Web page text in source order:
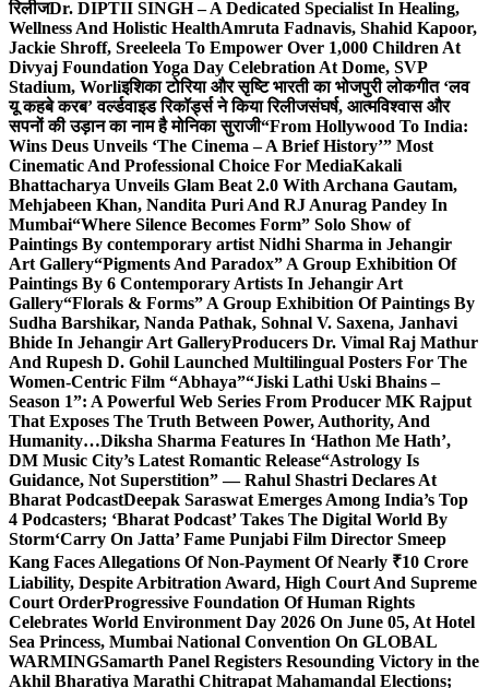
रिलीजDr. DIPTII SINGH – A Dedicated Specialist In Healing,
Wellness And Holistic HealthAmruta Fadnavis, Shahid Kapoor,
Jackie Shroff, Sreeleela To Empower Over 1,000 Children At
Divyaj Foundation Yoga Day Celebration At Dome, SVP
Stadium, Worliइशिका टोरिया और सृष्टि भारती का भोजपुरी लोकगीत ‘लव
यू कहबे करब’ वर्ल्डवाइड रिकॉर्ड्स ने किया रिलीजसंघर्ष, आत्मविश्वास और
सपनों की उड़ान का नाम है मोनिका सुराजी“From Hollywood To India:
Wins Deus Unveils ‘The Cinema – A Brief History’” Most
Cinematic And Professional Choice For MediaKakali
Bhattacharya Unveils Glam Beat 2.0 With Archana Gautam,
Mehjabeen Khan, Nandita Puri And RJ Anurag Pandey In
Mumbai“Where Silence Becomes Form” Solo Show of
Paintings By contemporary artist Nidhi Sharma in Jehangir
Art Gallery“Pigments And Paradox” A Group Exhibition Of
Paintings By 6 Contemporary Artists In Jehangir Art
Gallery“Florals & Forms” A Group Exhibition Of Paintings By
Sudha Barshikar, Nanda Pathak, Sohnal V. Saxena, Janhavi
Bhide In Jehangir Art GalleryProducers Dr. Vimal Raj Mathur
And Rupesh D. Gohil Launched Multilingual Posters For The
Women-Centric Film “Abhaya”“Jiski Lathi Uski Bhains –
Season 1”: A Powerful Web Series From Producer MK Rajput
That Exposes The Truth Between Power, Authority, And
Humanity…Diksha Sharma Features In ‘Hathon Me Hath’,
DM Music City’s Latest Romantic Release“Astrology Is
Guidance, Not Superstition” — Rahul Shastri Declares At
Bharat PodcastDeepak Saraswat Emerges Among India’s Top
4 Podcasters; ‘Bharat Podcast’ Takes The Digital World By
Storm‘Carry On Jatta’ Fame Punjabi Film Director Smeep
Kang Faces Allegations Of Non-Payment Of Nearly ₹10 Crore
Liability, Despite Arbitration Award, High Court And Supreme
Court OrderProgressive Foundation Of Human Rights
Celebrates World Environment Day 2026 On June 05, At Hotel
Sea Princess, Mumbai National Convention On GLOBAL
WARMINGSamarth Panel Registers Resounding Victory in the
Akhil Bharatiya Marathi Chitrapat Mahamandal Elections;